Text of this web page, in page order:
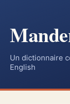
Un dictionnaire
English